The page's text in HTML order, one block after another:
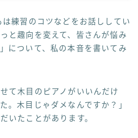
練習のコツなどをお話ししてい
と趣向を変えて、皆さんが悩み
について、私の本音を書いてみ
て木目のピアノがいいんだけ
。木目じゃダメなんですか？」
いたことがあります。